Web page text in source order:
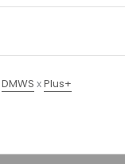
DMWS xPlus+